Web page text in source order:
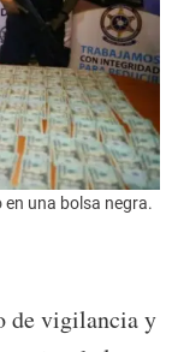
en una bolsa negra.
de vigilancia y